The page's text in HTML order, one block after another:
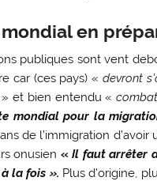
en
publiques sont vent
car (ces pays) « devront
» et bien entendu «
mondial pour la
de l’immigration
onusien «Il faut arrêter
la fois ». Plus d’origine,